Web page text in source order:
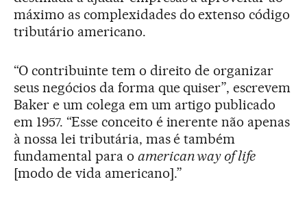
máximo as complexidades do extenso código
tributário americano.
“O contribuinte tem o direito de organizar
seus negócios da forma que quiser”, escrevem
Baker e um colega em um artigo publicado
em 1957. “Esse conceito é inerente não apenas
à nossa lei tributária, mas é também
fundamental para o american way of life
[modo de vida americano].”